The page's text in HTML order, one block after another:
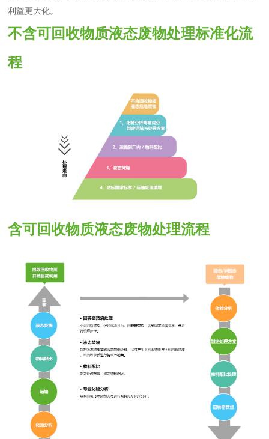
利益更大化。
不含可回收物质液态废物处理标准化流
程
含可回收物质液态废物处理流程